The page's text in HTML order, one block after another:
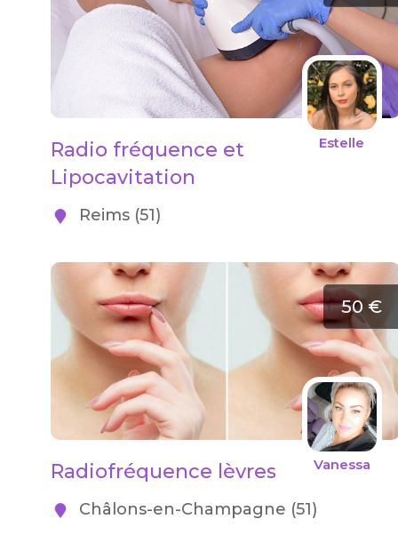
Estelle
Radio fréquence et
Lipocavitation
Reims (51)
50 €
Vanessa
Radiofréquence lèvres
Châlons-en-Champagne (51)